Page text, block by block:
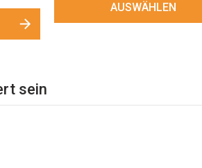
AUSWÄHLEN
sein